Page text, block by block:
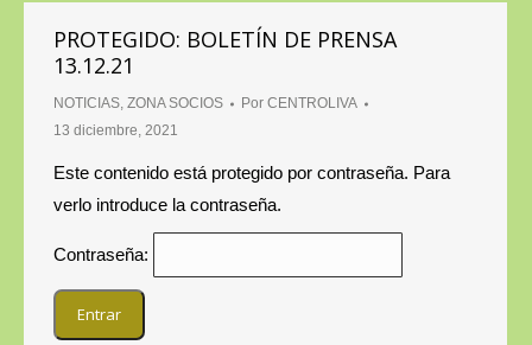
PROTEGIDO: BOLETÍN DE PRENSA
13.12.21
NOTICIAS, ZONA SOCIOS Por CENTROLIVA
13 diciembre, 2021
Este contenido está protegido por contraseña. Para
verlo introduce la contraseña.
Contraseña: